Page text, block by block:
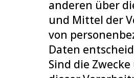
anderen über
und Mittel der
von
Daten
Sind die